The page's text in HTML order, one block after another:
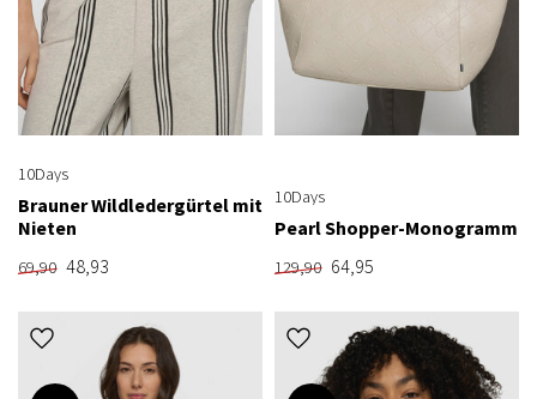
10Days
Brauner Wildledergürtel mit
Nieten
69,90 48,93
10Days
Pearl Shopper-Monogramm
129,90 64,95